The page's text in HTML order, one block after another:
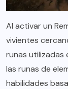
Al activar un
vivientes
runas utilizadas
las runas de
habilidades